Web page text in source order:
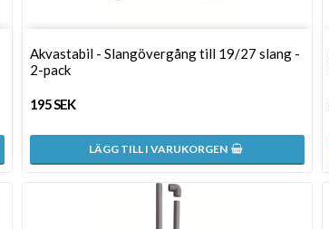
Akvastabil - Slangövergång till 19/27 slang -
2-pack
195 SEK
LÄGG TILL I VARUKORGEN